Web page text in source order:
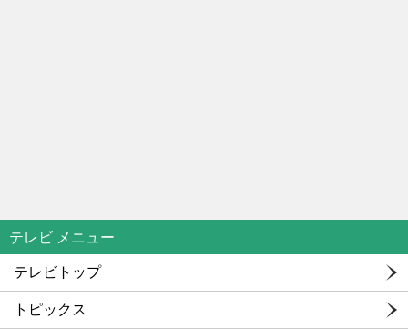
テレビ メニュー
テレビトップ
トピックス